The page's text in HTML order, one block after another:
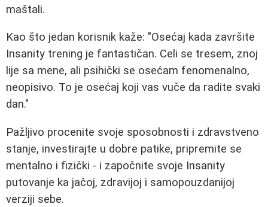
maštali.
Kao što jedan korisnik kaže: "Osećaj kada završite
Insanity trening je fantastičan. Celi se tresem, znoj
lije sa mene, ali psihički se osećam fenomenalno,
neopisivo. To je osećaj koji vas vuče da radite svaki
dan."
Pažljivo procenite svoje sposobnosti i zdravstveno
stanje, investirajte u dobre patike, pripremite se
mentalno i fizički - i započnite svoje Insanity
putovanje ka jačoj, zdravijoj i samopouzdanijoj
verziji sebe.